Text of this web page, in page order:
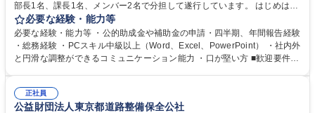
部長1名、課長1名、メンバー2名で分担して遂行しています。 はじめは担
当者として業務を覚えていただき、ゆくゆくはリーダーやマネージャーポ
ジションとして活躍いただくことを期待しています。 【総務・人事グルー
プの業務内容】 ・人事制度関連 ・採用活動 ・教育研修の企画、実行 ・勤
怠管理 ・官公庁への各種提出 ・法定の会議運営（評議員会、理事会） ・
管理 ・福利厚生関連 ・職員からの問合せ、相談対応 ・その他日常の総務
業務全般 募集職種 【東京／文京区】公益財団法人の総務人事業務／年間
必要な経験・能力等
必要な経験・能力等 ・公的助成金や補助金の申請・四半期、年間報告経験
・総務経験 ・PCスキル中級以上（Word、Excel、PowerPoint） ・社内外
と円滑な調整ができるコミュニケーション能力 ・口が堅い方 ■歓迎要件
正社員
公益財団法人東京都道路整備保全公社